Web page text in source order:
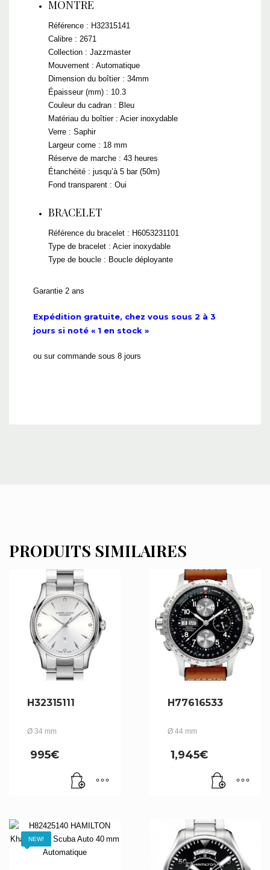
MONTRE
Référence : H32315141
Calibre : 2671
Collection : Jazzmaster
Mouvement : Automatique
Dimension du boîtier : 34mm
Épaisseur (mm) : 10.3
Couleur du cadran : Bleu
Matériau du boîtier : Acier inoxydable
Verre : Saphir
Largeur corne : 18 mm
Réserve de marche : 43 heures
Étanchéité : jusqu’à 5 bar (50m)
Fond transparent : Oui
BRACELET
Référence du bracelet : H6053231101
Type de bracelet : Acier inoxydable
Type de boucle : Boucle déployante
Garantie 2 ans
Expédition gratuite, chez vous sous 2 à 3
jours si noté « 1 en stock »
ou sur commande sous 8 jours
PRODUITS SIMILAIRES
H32315111
Ø 34 mm
995€
H77616533
Ø 44 mm
1,945€
NEW!